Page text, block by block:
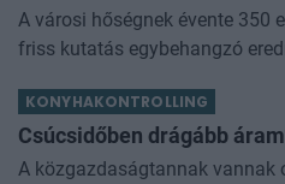
A városi hőségnek évente 350
friss kutatás egybehangzó
KONYHAKONTROLLING
Csúcsidőben drágább
A közgazdaságtannak vannak